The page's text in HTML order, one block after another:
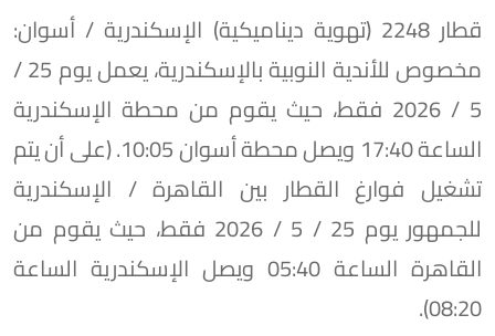
​قطار 2248 (تهوية ديناميكية) الإسكندرية / أسوان:
مخصوص للأندية النوبية بالإسكندرية، يعمل يوم 25 /
5 / 2026 فقط، حيث يقوم من محطة الإسكندرية
الساعة 17:40 ويصل محطة أسوان 10:05. (على أن يتم
تشغيل فوارغ القطار بين القاهرة / الإسكندرية
للجمهور يوم 25 / 5 / 2026 فقط، حيث يقوم من
القاهرة الساعة 05:40 ويصل الإسكندرية الساعة
08:20).